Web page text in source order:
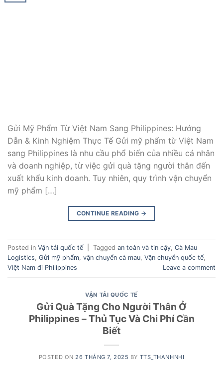
Gửi Mỹ Phẩm Từ Việt Nam Sang Philippines: Hướng
Dẫn & Kinh Nghiệm Thực Tế Gửi mỹ phẩm từ Việt Nam
sang Philippines là nhu cầu phổ biến của nhiều cá nhân
và doanh nghiệp, từ việc gửi quà tặng người thân đến
xuất khẩu kinh doanh. Tuy nhiên, quy trình vận chuyển
mỹ phẩm […]
CONTINUE READING →
Posted in Vận tải quốc tế Tagged an toàn và tin cậy Cà Mau
Logistics Gửi mỹ phẩm vận chuyển cà mau Vận chuyển quốc tế,
Việt Nam đi Philippines
Leave a comment
VẬN TẢI QUỐC TẾ
Gửi Quà Tặng Cho Người Thân Ở
Philippines – Thủ Tục Và Chi Phí Cần
Biết
POSTED ON26 THÁNG 7, 2025 BY TTS_THANHNHI